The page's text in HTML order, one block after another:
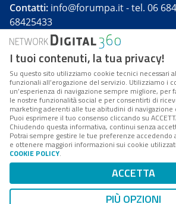
Contatti: info@forumpa.it- tel. 06
68425433
Forumpa.itè una pubblicazione
presso Registro della stampa del
Reg. n. 182 del 2 maggio 2008 -
Stentella
FPA s.r.l. è società soggetta a
Coordinamento da parte di Digital360
è un'azienda certificata per il
Codice Fiscale/Partita IVA n.
n. 1249791. ISP
Mappa del sito
I tuoi contenuti, la tua privacy!
Su questo sito utilizziamo cookie tecnici necessari
funzionali all’erogazione del servizio. Utilizziamo i
un’esperienza di navigazione sempre migliore, per
le nostre funzionalità social e per consentirti di
marketing aderenti alle tue abitudini di navigazione
Puoi esprimere il tuo consenso cliccando su
Chiudendo questa informativa, continui senza
Potrai sempre gestire le tue preferenze accedendo
e ottenere maggiori informazioni sui cookie
COOKIE POLICY.
ACCETTA
PIÙ OPZIONI